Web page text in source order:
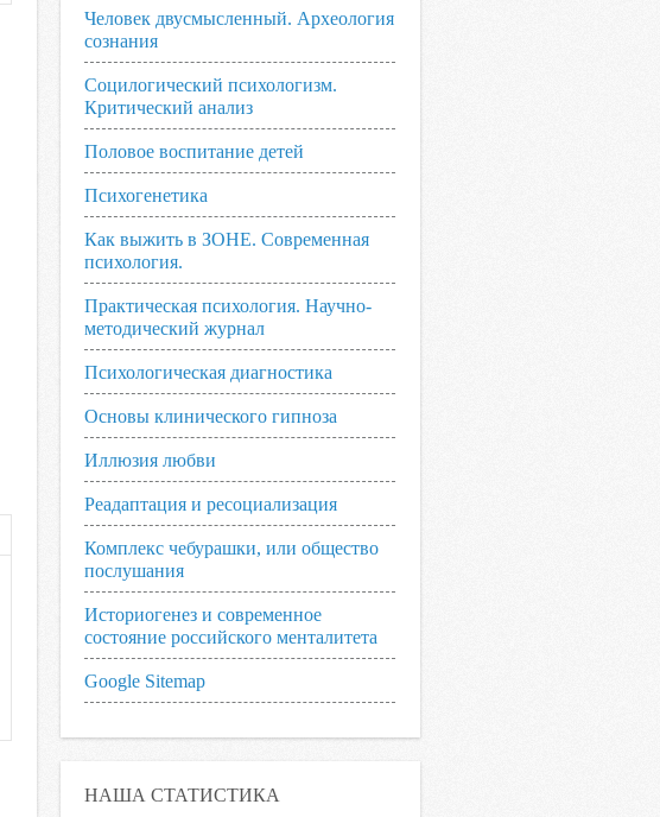
Человек двусмысленный. Археология
сознания
Социлогический психологизм.
Критический анализ
Половое воспитание детей
Психогенетика
Как выжить в ЗОНЕ. Современная
психология.
Практическая психология. Научно-
методический журнал
Психологическая диагностика
Основы клинического гипноза
Иллюзия любви
Реадаптация и ресоциализация
Комплекс чебурашки, или общество
послушания
Историогенез и современное
состояние российского менталитета
Google Sitemap
НАША СТАТИСТИКА